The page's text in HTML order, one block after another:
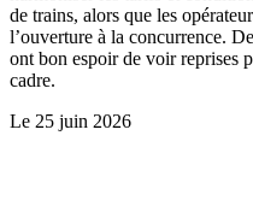
de trains, alors que les
l’ouverture à la concurrence.
ont bon espoir de voir reprises
cadre.
Le 25 juin 2026